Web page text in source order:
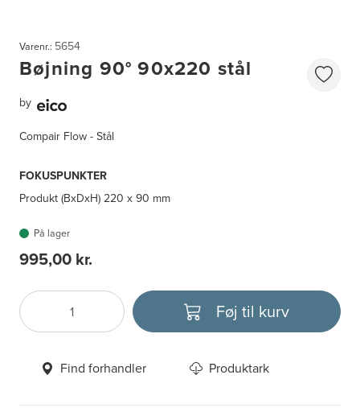
Varenr.: 5654
Bøjning 90° 90x220 stål
by
Compair Flow - Stål
FOKUSPUNKTER
Produkt (BxDxH)220 x 90 mm
På lager
995,00 kr.
Antal
Vælg enhed Føj til kurv
Find forhandler Produktark